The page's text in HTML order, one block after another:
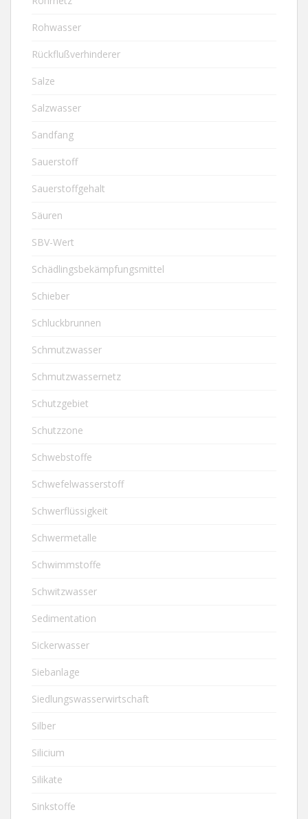
Rohwasser
Rückflußverhinderer
Salze
Salzwasser
Sandfang
Sauerstoff
Sauerstoffgehalt
Säuren
SBV-Wert
Schädlingsbekämpfungsmittel
Schieber
Schluckbrunnen
Schmutzwasser
Schmutzwassernetz
Schutzgebiet
Schutzzone
Schwebstoffe
Schwefelwasserstoff
Schwerflüssigkeit
Schwermetalle
Schwimmstoffe
Schwitzwasser
Sedimentation
Sickerwasser
Siebanlage
Siedlungswasserwirtschaft
Silber
Silicium
Silikate
Sinkstoffe